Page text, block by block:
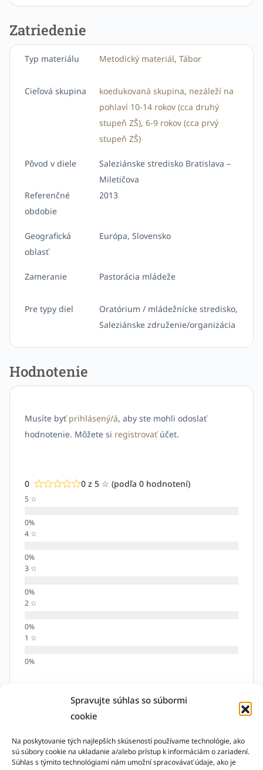
Spravujte súhlas so súbormi
cookie
Na poskytovanie tých najlepších skúseností používame technológie, ako
sú súbory cookie na ukladanie a/alebo prístup k informáciám o zariadení.
Súhlas s týmito technológiami nám umožní spracovávať údaje, ako je
Zatriedenie
Typ materiálu Metodický materiál, Tábor
Cieľová skupina koedukovaná skupina, nezáleží na
pohlaví 10-14 rokov (cca druhý
stupeň ZŠ), 6-9 rokov (cca prvý
stupeň ZŠ)
Pôvod v diele
Saleziánske stredisko Bratislava –
Miletičova
Referenčné
obdobie
2013
Geografická
oblasť
Európa, Slovensko
Zameranie Pastorácia mládeže
Pre typy diel
Oratórium / mládežnícke stredisko,
Saleziánske združenie/organizácia
Hodnotenie
Musíte byťprihlásený/á, aby ste mohli odoslať
hodnotenie. Môžete si registrovaťúčet.
0 0 z 5 ☆ (podľa 0 hodnotení)
5 ☆
4 ☆
3 ☆
2 ☆
1 ☆
Zatiaľ neboli odoslané žiadne hodnotenia.
Ponúknite prvé!